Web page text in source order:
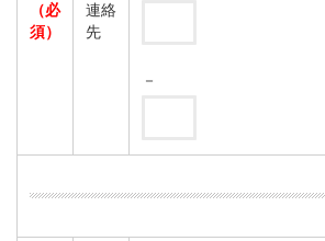
（必
須）
連絡
先
－